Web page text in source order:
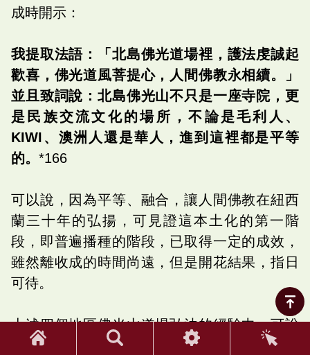
成時開示：
我提取法語：「北島佛光道場裡，護法虔誠起
歡喜，佛光道風菩提心，人間佛教永相續。」
並且致詞說：北島佛光山不只是一座寺院，更
是民族交流文化的場所，不論是毛利人、
KIWI、澳洲人還是華人，進到這裡都是平等
的。 *166
可以說，因為平等、融合，讓人間佛教在紐西
蘭三十年的弘揚，可見證這本土化的第一階
段，即普遍播種的階段，已取得一定的成效，
雖然離收成的時間尚遠，但是開花結果，指日
可待。
上述四個地區佛光山道場弘法的經驗中，可說
為實踐人間佛教理念走出新的機遇，同時也開